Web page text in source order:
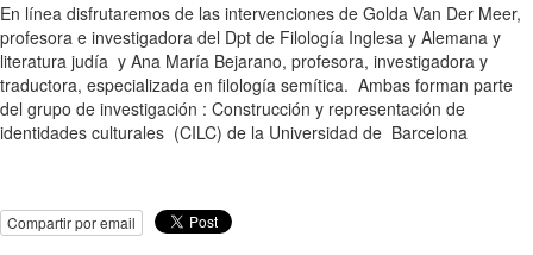
En línea disfrutaremos de las intervenciones de Golda Van Der Meer,
profesora e investigadora del Dpt de Filología Inglesa y Alemana y
literatura judía y Ana María Bejarano, profesora, investigadora y
traductora, especializada en filología semítica. Ambas forman parte
del grupo de investigación : Construcción y representación de
identidades culturales (CILC) de la Universidad de Barcelona
Compartir por email